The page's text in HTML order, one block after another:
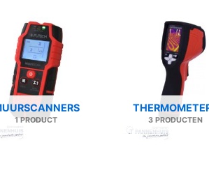
1 PRODUCT 3 PRODUCTEN